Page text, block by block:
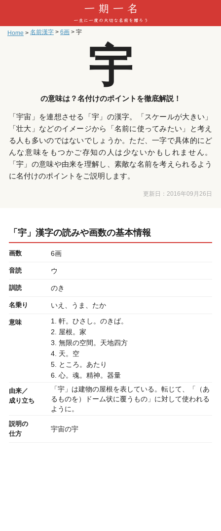
Home > 名前漢字 > 6画 > 宇
宇
の意味は？名付けのポイントを徹底解説！
「宇宙」を連想させる「宇」の漢字。「スケールが大きい」
「壮大」などのイメージから「名前に使ってみたい」と考え
る人も多いのではないでしょうか。ただ、一字で具体的にど
んな意味をもつかご存知の人は少ないかもしれません。
「宇」の意味や由来を理解し、素敵な名前を考えられるよう
に名付けのポイントをご説明します。
更新日： 2016年09月26日
「宇」漢字の読みや画数の基本情報
画数 6画
音読 ウ
訓読 のき
名乗り いえ、うま、たか
意味
1. 軒。ひさし。のきば。
2. 屋根。家
3. 無限の空間。天地四方
4. 天。空
5. ところ。あたり
6. 心。魂。精神。器量
由来／
成り立ち
「宇」は建物の屋根を表している。転じて、「（あ
るものを）ドーム状に覆うもの」に対して使われる
ように。
説明の
仕方
宇宙の宇